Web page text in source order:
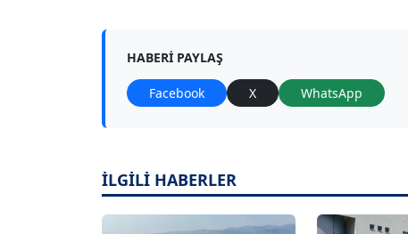
HABERI PAYLAŞ
Facebook X WhatsApp
İLGİLİ HABERLER